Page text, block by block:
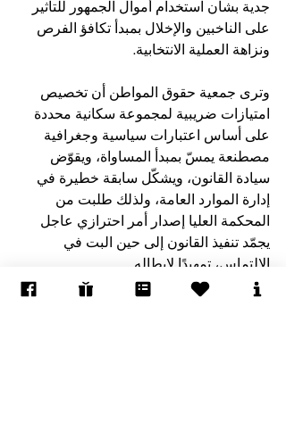
جدية بشأن استخدام أموال الجمهور للتأثير
على الناخبين والإخلال بمبدأ تكافؤ الفرص
ونزاهة العملية الانتخابية.
وترى جمعية حقوق المواطن أن تخصيص
امتيازات ضريبية لمجموعة سكانية محددة
على أساس اعتبارات سياسية وجغرافية
مصطنعة يمسّ بمبدأ المساواة، ويقوّض
سيادة القانون، ويشكّل سابقة خطيرة في
إدارة الموارد العامة، ولذلك طلبت من
المحكمة العليا إصدار أمر احترازي عاجل
يجمّد تنفيذ القانون إلى حين البت في
الالتماس، تمهيدًا لإبطاله.